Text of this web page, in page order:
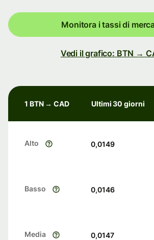
Monitora i tassi di
Vedi il grafico: BTN →
1 BTN → CAD Ultimi 30 giorni
Alto 0,0149
Basso 0,0146
Media 0,0147